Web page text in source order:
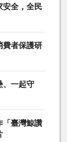
安全，全民
費者保護研
、一起守
「臺灣鯨讚